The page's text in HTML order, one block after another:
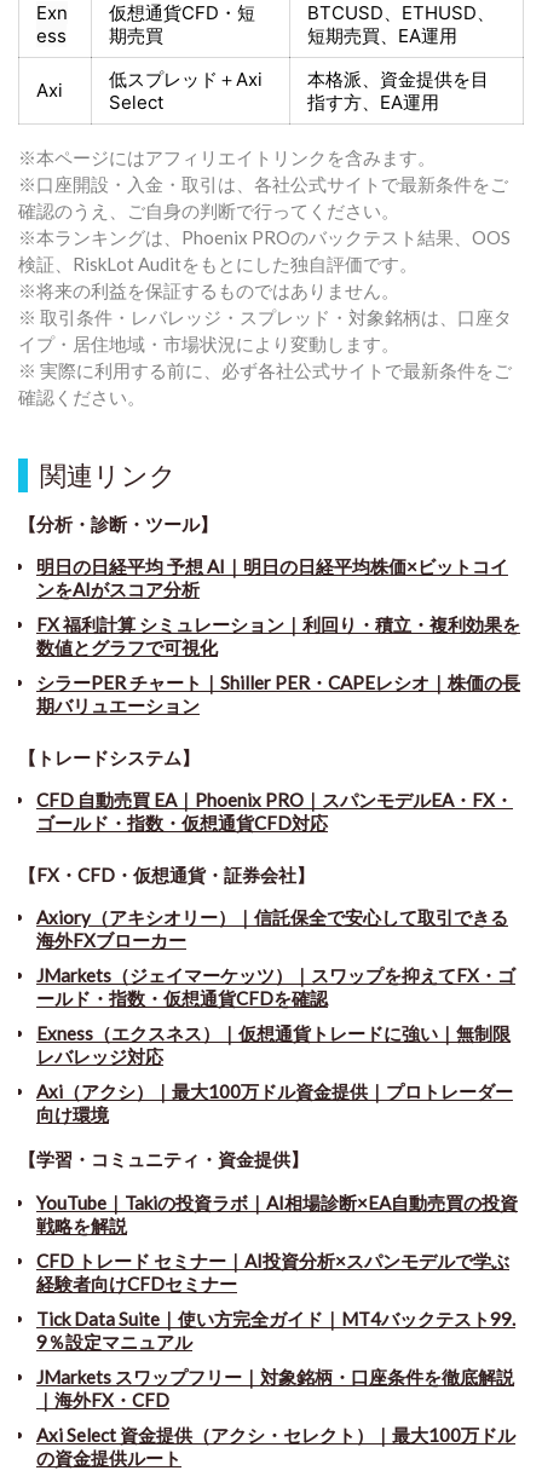
Exn
ess
仮想通貨CFD・短
期売買
BTCUSD、ETHUSD、
短期売買、EA運用
Axi 低スプレッド＋Axi
Select
本格派、資金提供を目
指す方、EA運用
※本ページにはアフィリエイトリンクを含みます。
※口座開設・入金・取引は、各社公式サイトで最新条件をご
確認のうえ、ご自身の判断で行ってください。
※本ランキングは、Phoenix PROのバックテスト結果、OOS
検証、RiskLot Auditをもとにした独自評価です。
※将来の利益を保証するものではありません。
※ 取引条件・レバレッジ・スプレッド・対象銘柄は、口座タ
イプ・居住地域・市場状況により変動します。
※ 実際に利用する前に、必ず各社公式サイトで最新条件をご
確認ください。
関連リンク
【分析・診断・ツール】
明日の日経平均 予想 AI｜明日の日経平均株価×ビットコイ
ンをAIがスコア分析
FX 福利計算 シミュレーション｜利回り・積立・複利効果を
数値とグラフで可視化
シラーPER チャート ｜ Shiller PER・CAPEレシオ｜株価の長
期バリュエーション
【トレードシステム】
CFD 自動売買 EA｜Phoenix PRO｜スパンモデルEA・FX・
ゴールド・指数・仮想通貨CFD対応
【FX・CFD・仮想通貨・証券会社】
Axiory（アキシオリー）｜信託保全で安心して取引できる
海外FXブローカー
JMarkets（ジェイマーケッツ）｜スワップを抑えてFX・ゴ
ールド・指数・仮想通貨CFDを確認
Exness（エクスネス）｜仮想通貨トレードに強い｜無制限
レバレッジ対応
Axi（アクシ）｜最大100万ドル資金提供｜プロトレーダー
向け環境
【学習・コミュニティ・資金提供】
YouTube｜Takiの投資ラボ｜AI相場診断×EA自動売買の投資
戦略を解説
CFD トレード セミナー ｜ AI投資分析×スパンモデルで学ぶ
経験者向けCFDセミナー
Tick Data Suite ｜ 使い方完全ガイド｜MT4バックテスト99.
9％設定マニュアル
JMarkets スワップフリー ｜ 対象銘柄・口座条件を徹底解説
｜海外FX・CFD
Axi Select 資金提供（アクシ・セレクト）｜最大100万ドル
の資金提供ルート